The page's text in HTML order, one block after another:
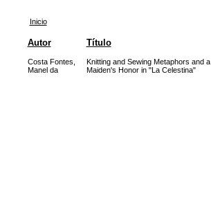
Inicio
Autor Título
Costa Fontes,
Manel da
Knitting and Sewing Metaphors and a
Maiden's Honor in "La Celestina"